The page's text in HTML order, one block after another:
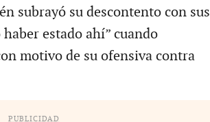
subrayó su descontento con sus
estado ahí” cuando
motivo de su ofensiva contra
PUBLICIDAD